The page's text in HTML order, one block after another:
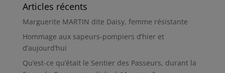
Articles récents
Marguerite MARTIN dite Daisy, femme résistante
Hommage aux sapeurs-pompiers d’hier et
d’aujourd’hui
Qu’est-ce qu’était le Sentier des Passeurs, durant la